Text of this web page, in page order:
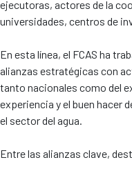
ejecutoras, actores de la
universidades, centros de
En esta línea, el FCAS ha
alianzas estratégicas con
tanto nacionales como del
experiencia y el buen hacer
el sector del agua.
Entre las alianzas clave,